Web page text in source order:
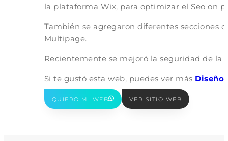
la plataforma Wix, para optimizar el Seo on
También se agregaron diferentes secciones
Multipage.
Recientemente se mejoró la seguridad de la
Si te gustó esta web, puedes ver más Diseño
QUIERO MI WEB VER SITIO WEB